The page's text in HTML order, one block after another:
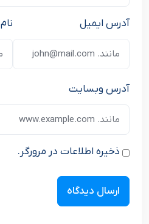
آدرس ایمیل
آدرس وبسایت
ذخیره اطلاعات در مرورگر.